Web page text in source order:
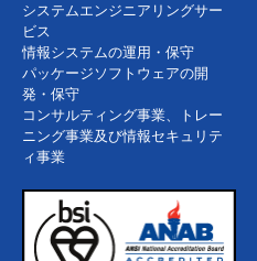
システムエンジニアリングサー
ビス
情報システムの運用・保守
パッケージソフトウェアの開
発・保守
コンサルティング事業、トレー
ニング事業及び情報セキュリテ
ィ事業